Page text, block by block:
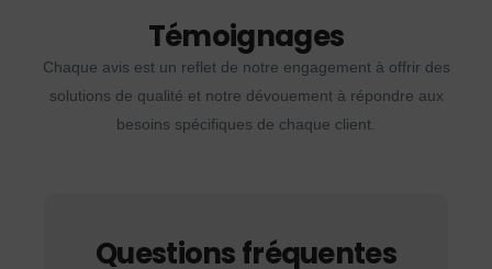
Témoignages
Chaque avis est un reflet de notre engagement à offrir des
solutions de qualité et notre dévouement à répondre aux
besoins spécifiques de chaque client.
Questions fréquentes